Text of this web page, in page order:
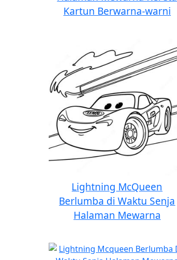
Kartun Berwarna-warni
Lightning McQueen
Berlumba di Waktu Senja
Halaman Mewarna